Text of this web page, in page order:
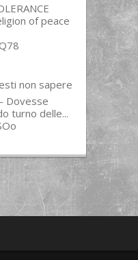
of peace
non sapere
Dovesse
turno delle...